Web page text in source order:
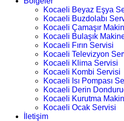
Kocaeli Beyaz Eşya
Kocaeli Buzdolabı
Kocaeli Çamaşır
Kocaeli Bulaşık
Kocaeli Fırın Servisi
Kocaeli Televizyon
Kocaeli Klima Servisi
Kocaeli Kombi Servisi
Kocaeli Isı Pompası
Kocaeli Derin
Kocaeli Kurutma
Kocaeli Ocak Servisi
İletişim